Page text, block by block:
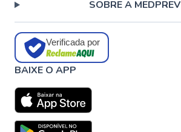
SOBRE A MEDPREV
Verificada por
BAIXE O APP